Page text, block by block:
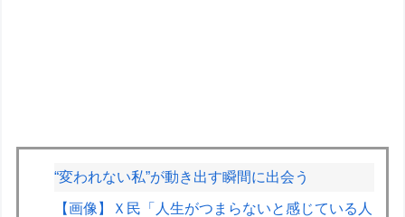
“変われない私”が動き出す瞬間に出会う
【画像】Ｘ民「人生がつまらないと感じている人